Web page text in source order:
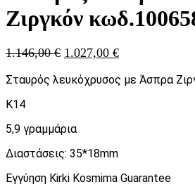
Ζιργκόν
1.146,00€ Original
was:
1.027,00 €Η
τιμή
Σταυρός λευκόχρυσος με Άσπρα
K14
5,9 γραμμάρια
Διαστάσεις: 35*18mm
Εγγύηση Kirki Kosmima Guarantee